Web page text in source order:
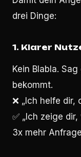
drei Dinge:
1. Klarer
Kein Blabla.
bekommt.
❌ „Ich helfe
✅ „Ich zeige
3x mehr